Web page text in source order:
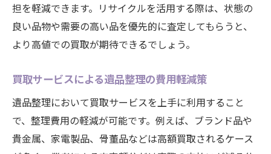
担を軽減できます。リサイクルを活用する際は、状態の
良い品物や需要の高い品を優先的に査定してもらうと、
より高値での買取が期待できるでしょう。
買取サービスによる遺品整理の費用軽減策
遺品整理において買取サービスを上手に利用すること
で、整理費用の軽減が可能です。例えば、ブランド品や
貴金属、家電製品、骨董品などは高額買取されるケース